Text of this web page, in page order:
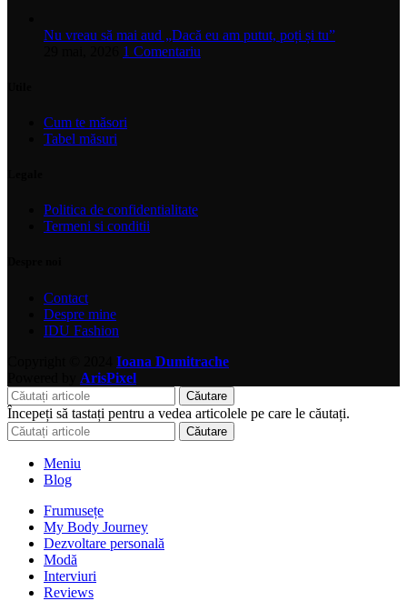
Nu vreau să mai aud „Dacă eu am putut, poți și tu”
1 Comentariu
Cum te măsori
Tabel măsuri
Politica de confidentialitate
Termeni si conditii
Contact
Despre mine
IDU Fashion
Ioana Dumitrache
ArisPixel
Căutare
Începeți să tastați pentru a vedea articolele pe care le căutați.
Căutare
Meniu
Blog
Frumusețe
My Body Journey
Dezvoltare personală
Modă
Interviuri
Reviews